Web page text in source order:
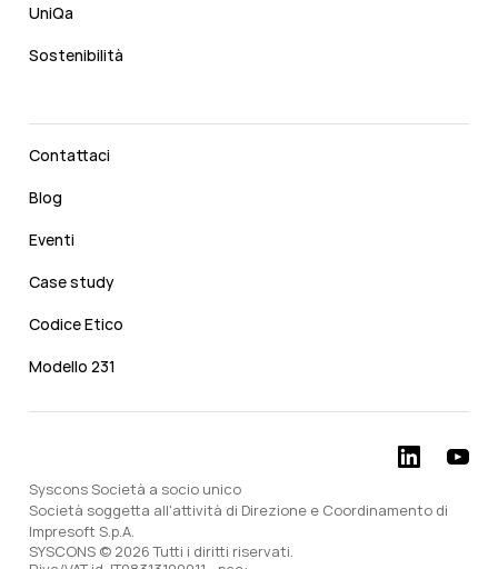
UniQa
Sostenibilità
Contattaci
Blog
Eventi
Case study
Codice Etico
Modello 231
Syscons Società a socio unico
Società soggetta all'attività di Direzione e Coordinamento di
Impresoft S.p.A.
SYSCONS © 2026 Tutti i diritti riservati.